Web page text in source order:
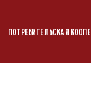
ПОТРЕБИТЕЛЬСКАЯ